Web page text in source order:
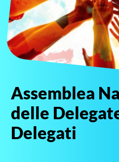
Assemblea
delle
Delegati